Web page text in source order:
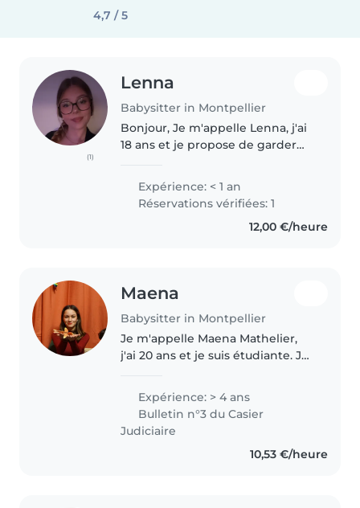
4,7 / 5
(1)
Lenna
Babysitter in Montpellier
Bonjour, Je m'appelle Lenna, j'ai
18 ans et je propose de garder
bienveillance. Patiente,
responsable et attentive, j'ai déjà
de l'expérience grâce à mon..
Expérience: < 1 an
Réservations vérifiées: 1
12,00 €/heure
Maena
Babysitter in Montpellier
Je m'appelle Maena Mathelier,
j'ai 20 ans et je suis étudiante. Je
et à l'écoute. Je propose de
garder vos enfants avec..
Expérience: > 4 ans
Bulletin n°3 du Casier
Judiciaire
10,53 €/heure